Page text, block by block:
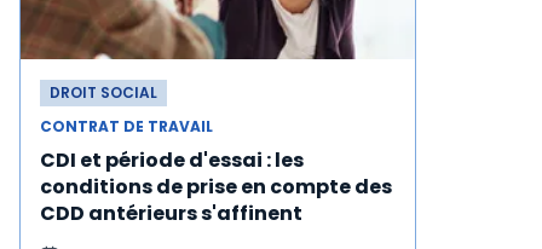
DROIT SOCIAL
CONTRAT DE TRAVAIL
CDI et période d'essai : les
conditions de prise en compte des
CDD antérieurs s'affinent